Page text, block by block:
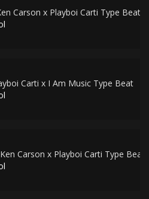
Carson x Playboi Carti Type Beat
Carti x I Am Music Type Beat
Carson x Playboi Carti Type Beat